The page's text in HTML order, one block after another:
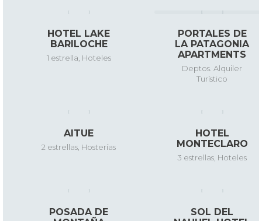
HOTEL LAKE
BARILOCHE
1 estrella Hoteles
PORTALES DE
LA PATAGONIA
APARTMENTS
Deptos. Alquiler
Turístico
AITUE
2 estrellas Hosterías
HOTEL
MONTECLARO
3 estrellas Hoteles
POSADA DE
SOL DEL